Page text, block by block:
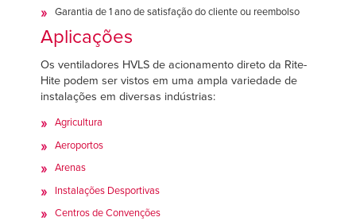
Garantia de 1 ano de satisfação do cliente ou reembolso
Aplicações
Os ventiladores HVLS de acionamento direto da Rite-
Hite podem ser vistos em uma ampla variedade de
instalações em diversas indústrias:
Agricultura
Aeroportos
Arenas
Instalações Desportivas
Centros de Convenções